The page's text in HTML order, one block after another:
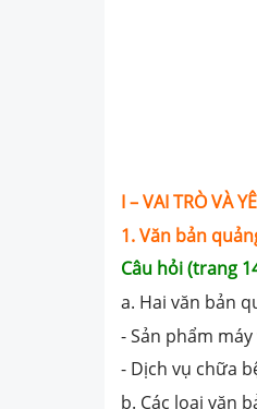
I – VAI TRÒ VÀ
1. Văn bản
Câu hỏi (trang
a. Hai văn bản
- Sản phẩm
- Dịch vụ chữa
b. Các loại văn